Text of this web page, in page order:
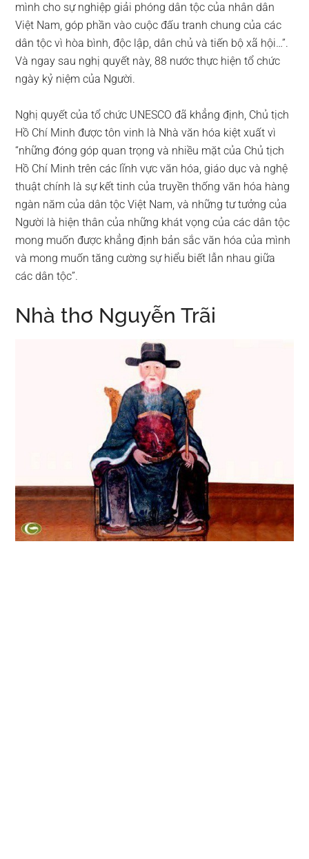
mình cho sự nghiệp giải phóng dân tộc của nhân dân
Việt Nam, góp phần vào cuộc đấu tranh chung của các
dân tộc vì hòa bình, độc lập, dân chủ và tiến bộ xã hội…”.
Và ngay sau nghị quyết này, 88 nước thực hiện tổ chức
ngày kỷ niệm của Người.
Nghị quyết của tổ chức UNESCO đã khẳng định, Chủ tịch
Hồ Chí Minh được tôn vinh là Nhà văn hóa kiệt xuất vì
“những đóng góp quan trọng và nhiều mặt của Chủ tịch
Hồ Chí Minh trên các lĩnh vực văn hóa, giáo dục và nghệ
thuật chính là sự kết tinh của truyền thống văn hóa hàng
ngàn năm của dân tộc Việt Nam, và những tư tưởng của
Người là hiện thân của những khát vọng của các dân tộc
mong muốn được khẳng định bản sắc văn hóa của mình
và mong muốn tăng cường sự hiểu biết lẫn nhau giữa
các dân tộc”.
Nhà thơ Nguyễn Trãi